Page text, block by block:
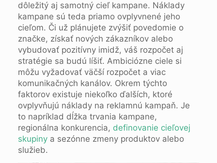
dôležitý aj samotný cieľ kampane. Náklady
kampane sú teda priamo ovplyvnené jeho
cieľom. Či už plánujete zvýšiť povedomie o
značke, získať nových zákazníkov alebo
vybudovať pozitívny imidž, váš rozpočet aj
stratégie sa budú líšiť. Ambiciózne ciele si
môžu vyžadovať väčší rozpočet a viac
komunikačných kanálov. Okrem týchto
faktorov existuje niekoľko ďalších, ktoré
ovplyvňujú náklady na reklamnú kampaň. Je
to napríklad dĺžka trvania kampane,
regionálna konkurencia, definovanie cieľovej
skupinya sezónne zmeny produktov alebo
služieb.